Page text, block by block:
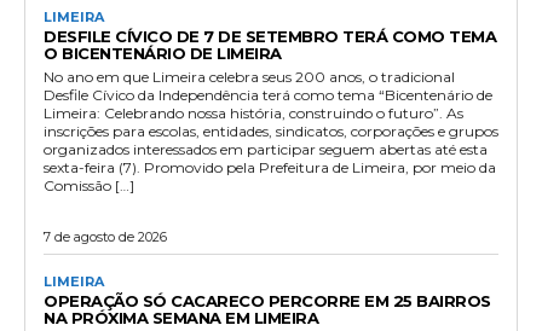
LIMEIRA
DESFILE CÍVICO DE 7 DE SETEMBRO TERÁ COMO TEMA
O BICENTENÁRIO DE LIMEIRA
No ano em que Limeira celebra seus 200 anos, o tradicional
Desfile Cívico da Independência terá como tema “Bicentenário de
Limeira: Celebrando nossa história, construindo o futuro”. As
inscrições para escolas, entidades, sindicatos, corporações e grupos
organizados interessados em participar seguem abertas até esta
sexta-feira (7). Promovido pela Prefeitura de Limeira, por meio da
Comissão […]
7 de agosto de 2026
LIMEIRA
OPERAÇÃO SÓ CACARECO PERCORRE EM 25 BAIRROS
NA PRÓXIMA SEMANA EM LIMEIRA